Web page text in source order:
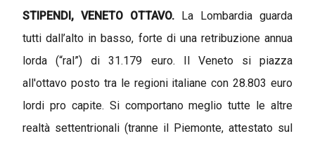
STIPENDI, VENETO OTTAVO.
La Lombardia guarda
tutti dall’alto in basso, forte di una retribuzione annua
lorda (“ral”) di 31.179 euro. Il Veneto si piazza
all'ottavo posto tra le regioni italiane con 28.803 euro
lordi pro capite. Si comportano meglio tutte le altre
realtà settentrionali (tranne il Piemonte, attestato sul